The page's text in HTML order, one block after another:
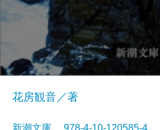
花房観音／著
新潮文庫 978-4-10-120585-4